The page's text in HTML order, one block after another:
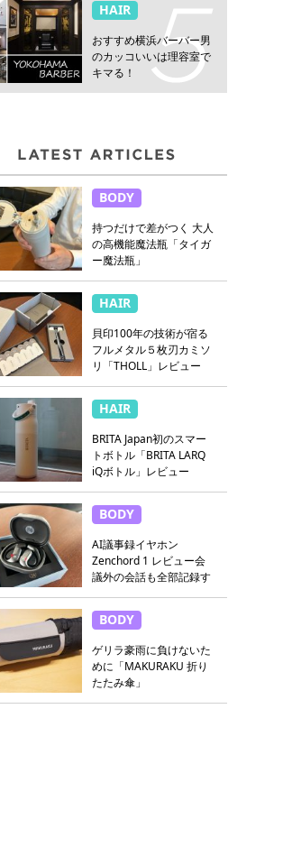
HAIR
おすすめ横浜バーバー男
のカッコいいは理容室で
キマる！
BODY
持つだけで差がつく 大人
の高機能魔法瓶「タイガ
ー魔法瓶」
HAIR
貝印100年の技術が宿る
フルメタル５枚刃カミソ
リ「THOLL」レビュー
HAIR
BRITA Japan初のスマー
トボトル「BRITA LARQ
iQボトル」レビュー
BODY
AI議事録イヤホン
Zenchord 1 レビュー会
議外の会話も全部記録す
BODY
ゲリラ豪雨に負けないた
めに「MAKURAKU 折り
たたみ傘」